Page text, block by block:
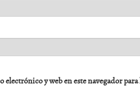
y web en este navegador